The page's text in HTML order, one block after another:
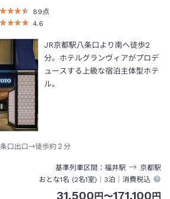
89点
4.6
JR京都駅八条口より南へ徒歩2
分。ホテルグランヴィアがプロデ
ュースする上級な宿泊主体型ホテ
ル。
条口出口→徒歩約２分
基準列車区間 福井駅 京都駅
おとな1名 (2名1室)｜ 3泊 ｜消費税込
31,500円〜171,100円